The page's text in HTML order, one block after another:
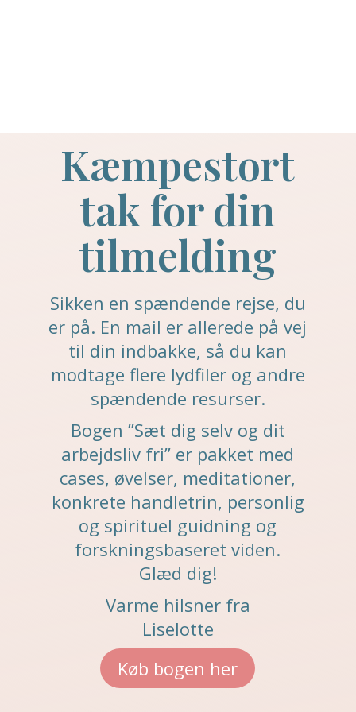
Kæmpestort
tak for din
tilmelding
Sikken en spændende rejse, du
er på. En mail er allerede på vej
til din indbakke, så du kan
modtage flere lydfiler og andre
spændende resurser.
Bogen ”Sæt dig selv og dit
arbejdsliv fri” er pakket med
cases, øvelser, meditationer,
konkrete handletrin, personlig
og spirituel guidning og
forskningsbaseret viden.
Glæd dig!
Varme hilsner fra
Liselotte
Køb bogen her